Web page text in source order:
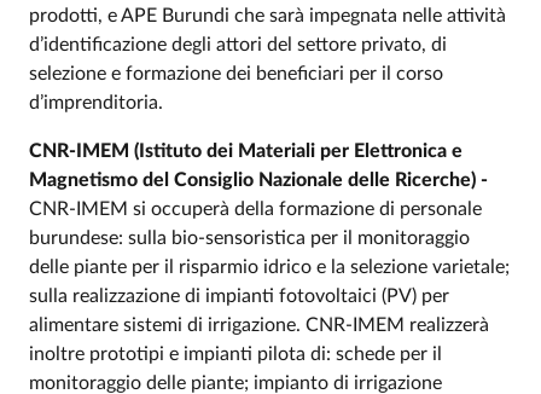
prodotti, e APE Burundi che sarà impegnata nelle attività
d’identificazione degli attori del settore privato, di
selezione e formazione dei beneficiari per il corso
d’imprenditoria.
CNR-IMEM (Istituto dei Materiali per Elettronica e
Magnetismo del Consiglio Nazionale delle Ricerche) -
CNR-IMEM si occuperà della formazione di personale
burundese: sulla bio-sensoristica per il monitoraggio
delle piante per il risparmio idrico e la selezione varietale;
sulla realizzazione di impianti fotovoltaici (PV) per
alimentare sistemi di irrigazione. CNR-IMEM realizzerà
inoltre prototipi e impianti pilota di: schede per il
monitoraggio delle piante; impianto di irrigazione